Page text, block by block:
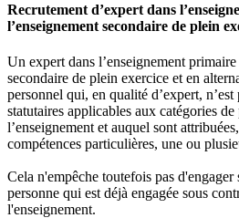
Recrutement d’expert dans
l’enseignement secondaire de plein
Un expert dans l’enseignement
secondaire de plein exercice et en
personnel qui, en qualité d’expert,
statutaires applicables aux catégories de
l’enseignement et auquel sont
compétences particulières, une ou
Cela n'empêche toutefois pas d'engager
personne qui est déjà engagée sous
l'enseignement.